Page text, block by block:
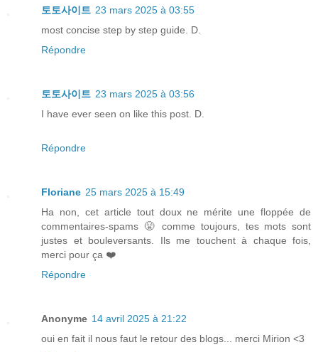
토토사이트 23 mars 2025 à 03:55
most concise step by step guide. D.
Répondre
토토사이트 23 mars 2025 à 03:56
I have ever seen on like this post. D.
Répondre
Floriane 25 mars 2025 à 15:49
Ha non, cet article tout doux ne mérite une floppée de
commentaires-spams 😤 comme toujours, tes mots sont
justes et bouleversants. Ils me touchent à chaque fois,
merci pour ça ❤️
Répondre
Anonyme 14 avril 2025 à 21:22
oui en fait il nous faut le retour des blogs... merci Mirion <3